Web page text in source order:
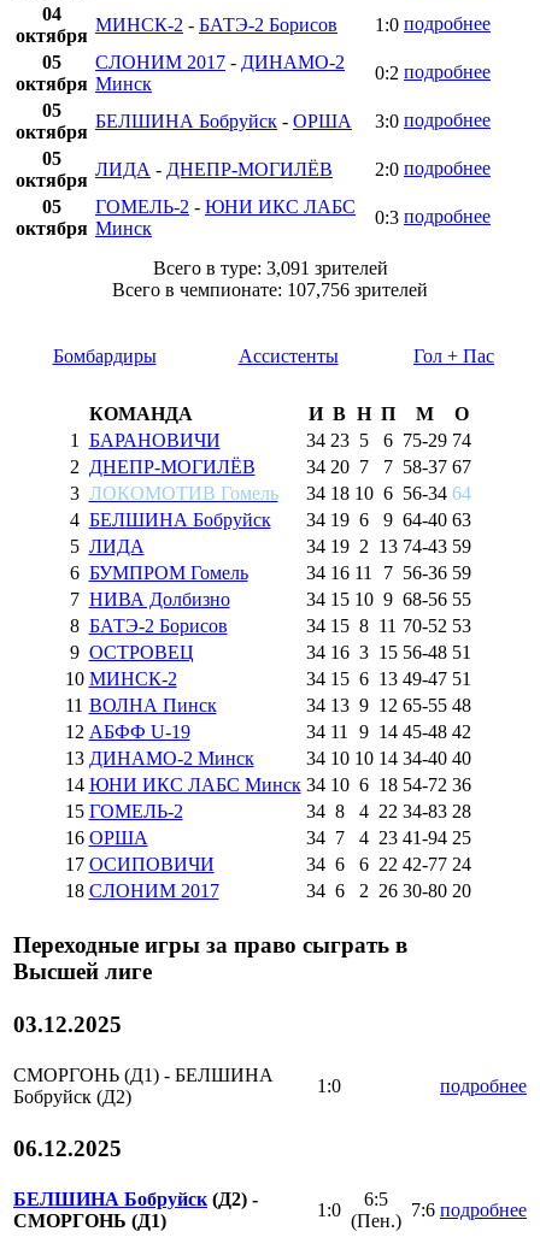
04
октября
МИНСК-2 - БАТЭ-2 Борисов 1:0 подробнее
05
октября
СЛОНИМ 2017 - ДИНАМО-2
Минск
0:2 подробнее
05
октября
БЕЛШИНА Бобруйск - ОРША 3:0 подробнее
05
октября
ЛИДА - ДНЕПР-МОГИЛЁВ 2:0 подробнее
05
октября
ГОМЕЛЬ-2 - ЮНИ ИКС ЛАБС
Минск
0:3 подробнее
Всего в туре: 3,091 зрителей
Всего в чемпионате: 107,756 зрителей
Бомбардиры Ассистенты Гол + Пас
КОМАНДА И В Н П М
О
1
БАРАНОВИЧИ 34 23 5 6 75-29 74
2 ДНЕПР-МОГИЛЁВ 34 20 7 7 58-37 67
3 ЛОКОМОТИВ Гомель 34 18 10 6 56-34 64
4 БЕЛШИНА Бобруйск 34 19 6 9 64-40 63
5 ЛИДА 34 19 2 13 74-43 59
6 БУМПРОМ Гомель 34 16 11 7 56-36 59
7 НИВА Долбизно 34 15 10 9 68-56 55
8 БАТЭ-2 Борисов 34 15 8 11 70-52 53
9 ОСТРОВЕЦ 34 16 3 15 56-48 51
10 МИНСК-2 34 15 6 13 49-47 51
11 ВОЛНА Пинск 34 13 9 12 65-55 48
12 АБФФ U-19 34 11 9 14 45-48 42
13 ДИНАМО-2 Минск 34 10 10 14 34-40 40
14 ЮНИ ИКС ЛАБС Минск 34 10 6 18 54-72 36
15 ГОМЕЛЬ-2 34 8 4 22 34-83 28
16 ОРША 34 7 4 23 41-94 25
17 ОСИПОВИЧИ 34 6 6 22 42-77 24
18 СЛОНИМ 2017 34 6 2 26 30-80 20
Переходные игры за право сыграть в
Высшей лиге
03.12.2025
СМОРГОНЬ (Д1) - БЕЛШИНА
Бобруйск (Д2)
1:0 подробнее
06.12.2025
БЕЛШИНА Бобруйск (Д2) -
СМОРГОНЬ (Д1)
1:0
6:5
(Пен.)
7:6 подробнее